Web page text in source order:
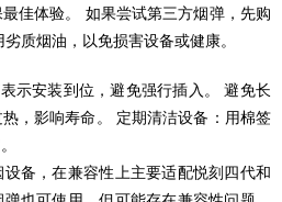
佳体验。 如果尝试第三方烟弹，先购
质烟油，以免损害设备或健康。
示安装到位，避免强行插入。 避免长
，影响寿命。 定期清洁设备：用棉签
备，在兼容性上主要适配悦刻四代和